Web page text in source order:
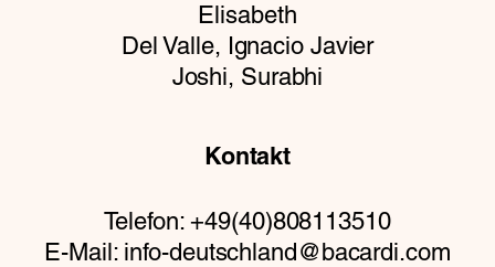
Elisabeth
Del Valle, Ignacio Javier
Joshi, Surabhi
Kontakt
Telefon: +49(40)808113510
E-Mail: info-deutschland@bacardi.com